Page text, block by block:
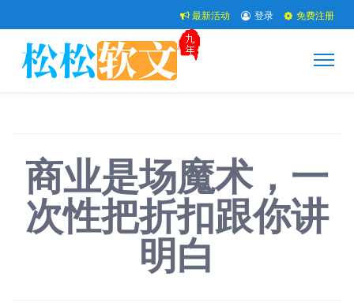
最新活动 登录 免费注册
商业是场魔术，一
次性把折扣跟你讲
明白